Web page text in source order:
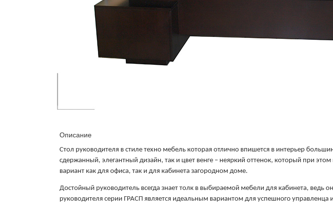
Описание
Стол руководителя в стиле техно мебель которая отлично впишется в интерьер
сдержанный, элегантный дизайн, так и цвет венге – неяркий оттенок, который при
вариант как для офиса, так и для кабинета загородном доме.
Достойный руководитель всегда знает толк в выбираемой мебели для кабинета, ведь
руководителя серии ГРАСП является идеальным вариантом для успешного управленца